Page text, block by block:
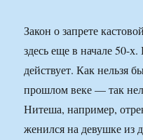
Закон о запрете
здесь еще в начале 50-
действует. Как нельзя
прошлом веке — так
Нитеша, например,
женился на девушке из